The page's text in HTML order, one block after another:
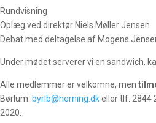
Rundvisning
Oplæg ved direktør Niels Møller Jensen
Debat med deltagelse af Mogens
Under mødet serverer vi en sandwich,
Alle medlemmer er velkomne, men
Børlum: byrlb@herning.dkeller tlf. 2844
2020.